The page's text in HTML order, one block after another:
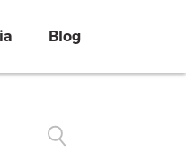
Blog